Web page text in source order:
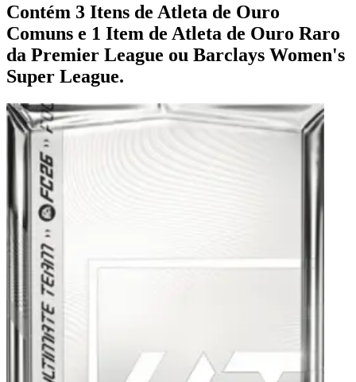
Contém 3 Itens de Atleta de Ouro
Comuns e 1 Item de Atleta de Ouro Raro
da Premier League ou Barclays Women's
Super League.